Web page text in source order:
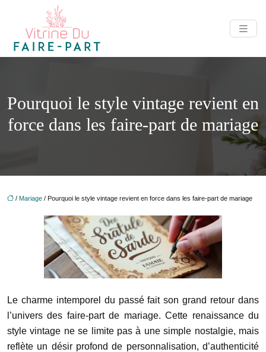
Pourquoi le style vintage revient en
force dans les faire-part de mariage
/ Mariage / Pourquoi le style vintage revient en force dans les faire-part de mariage
Le charme intemporel du passé fait son grand retour dans
l’univers des faire-part de mariage. Cette renaissance du
style vintage ne se limite pas à une simple nostalgie, mais
reflète un désir profond de personnalisation, d’authenticité